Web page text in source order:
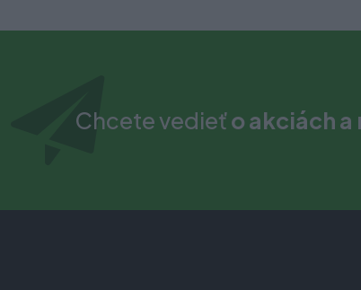
Chcete vedieťo akciách